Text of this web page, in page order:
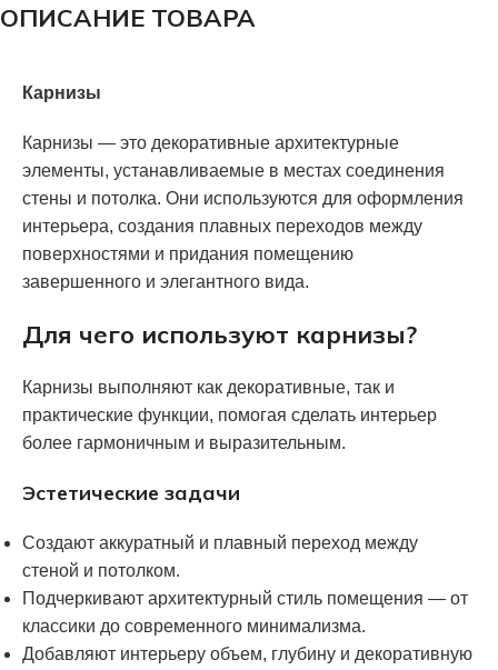
ОПИСАНИЕ ТОВАРА
Карнизы
Карнизы — это декоративные архитектурные
элементы, устанавливаемые в местах соединения
стены и потолка. Они используются для оформления
интерьера, создания плавных переходов между
поверхностями и придания помещению
завершенного и элегантного вида.
Для чего используют карнизы?
Карнизы выполняют как декоративные, так и
практические функции, помогая сделать интерьер
более гармоничным и выразительным.
Эстетические задачи
Создают аккуратный и плавный переход между
стеной и потолком.
Подчеркивают архитектурный стиль помещения — от
классики до современного минимализма.
Добавляют интерьеру объем, глубину и декоративную